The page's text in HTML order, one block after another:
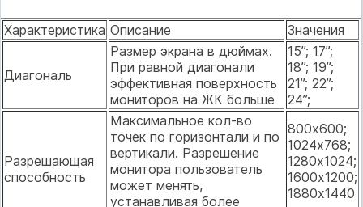
Характеристика Описание Значения
Диагональ
Размер экрана в дюймах.
При равной диагонали
эффективная поверхность
мониторов на ЖК больше
15”; 17”;
18”; 19”;
21”; 22”;
24”;
Разрешающая
способность
Максимальное кол-во
точек по горизонтали и по
вертикали. Разрешение
монитора пользователь
может менять,
устанавливая более
800х600;
1024х768;
1280х1024;
1600х1200;
1880х1440